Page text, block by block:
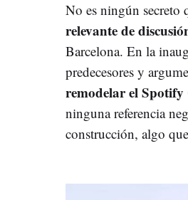
No es ningún secreto
relevante de
Barcelona. En la
predecesores y
remodelar el
ninguna referencia
construcción, algo